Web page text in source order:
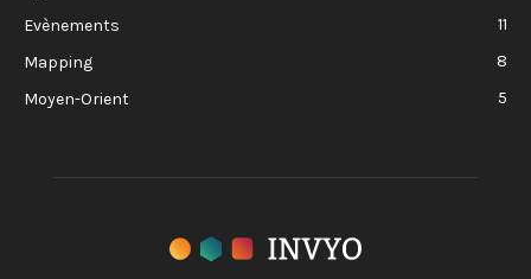
Evènements
11
Mapping
8
Moyen-Orient
5